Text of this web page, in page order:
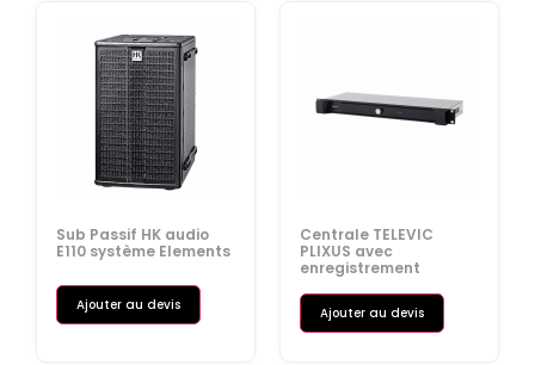
Sub Passif HK audio
E110 système Elements
Ajouter au devis
Centrale TELEVIC
PLIXUS avec
enregistrement
Ajouter au devis